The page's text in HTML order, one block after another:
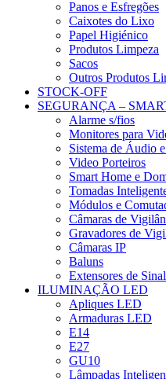
Panos e Esfregões
Caixotes do Lixo
Papel Higiénico
Produtos Limpeza
Sacos
Outros Produtos
STOCK-OFF
SEGURANÇA –
Alarme s/fios
Monitores para
Sistema de Áudio
Video Porteiros
Smart Home e
Tomadas
Módulos e
Câmaras de
Gravadores de
Câmaras IP
Baluns
Extensores de
ILUMINAÇÃO LED
Apliques LED
Armaduras LED
E14
E27
GU10
Lâmpadas